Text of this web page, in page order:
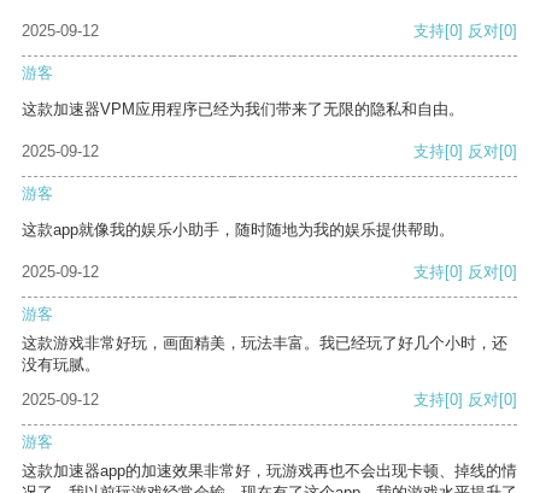
2025-09-12 支持[0] 反对[0]
游客
这款加速器VPM应用程序已经为我们带来了无限的隐私和自由。
2025-09-12 支持[0] 反对[0]
游客
这款app就像我的娱乐小助手，随时随地为我的娱乐提供帮助。
2025-09-12 支持[0] 反对[0]
游客
这款游戏非常好玩，画面精美，玩法丰富。我已经玩了好几个小时，还
没有玩腻。
2025-09-12
支持[0] 反对[0]
游客
这款加速器app的加速效果非常好，玩游戏再也不会出现卡顿、掉线的情